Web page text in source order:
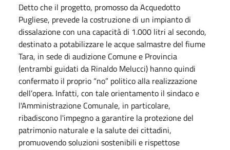
Detto che il progetto, promosso da Acquedotto
Pugliese, prevede la costruzione di un impianto di
dissalazione con una capacità di 1.000 litri al secondo,
destinato a potabilizzare le acque salmastre del fiume
Tara, in sede di audizione Comune e Provincia
(entrambi guidati da Rinaldo Melucci) hanno quindi
confermato il proprio “no” politico alla realizzazione
dell’opera. Infatti, con tale orientamento il sindaco e
l'Amministrazione Comunale, in particolare,
ribadiscono l'impegno a garantire la protezione del
patrimonio naturale e la salute dei cittadini,
promuovendo soluzioni sostenibili e rispettose